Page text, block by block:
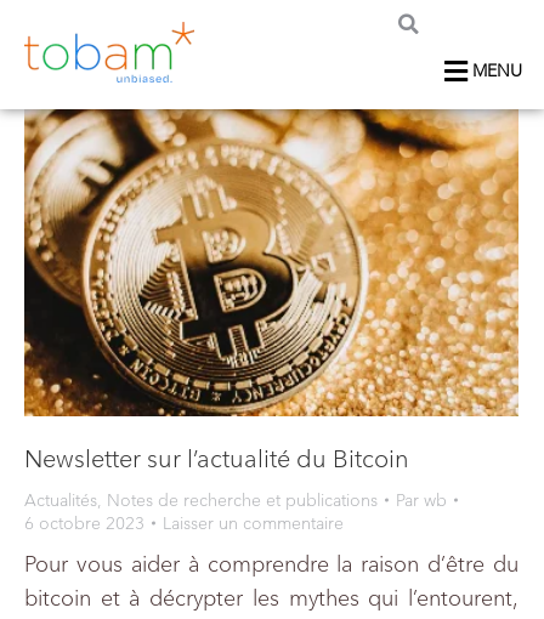
MENU
Newsletter sur l’actualité du Bitcoin
Actualités, Notes de recherche et publications Par wb
6 octobre 2023
Laisser un commentaire
Pour vous aider à comprendre la raison d’être du
bitcoin et à décrypter les mythes qui l’entourent,